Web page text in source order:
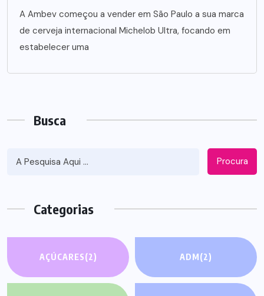
A Ambev começou a vender em São Paulo a sua marca
de cerveja internacional Michelob Ultra, focando em
estabelecer uma
Busca
Procura
Categorias
AÇÚCARES(2) ADM(2)